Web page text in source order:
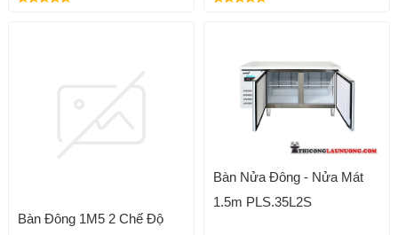
Bàn Đông 1M5 2 Chế Độ
Bàn Nửa Đông - Nửa Mát
1.5m PLS.35L2S